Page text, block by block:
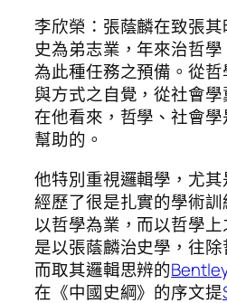
李欣榮：張蔭麟在致張其
史為弟志業，年來治哲
為此種任務之預備。從
與方式之自覺，從社會學
在他看來，哲學、社會
幫助的。
他特別重視邏輯學，尤其
經歷了很是扎實的學術訓
以哲學為業，而以哲學上
是以張蔭麟治史學，往除
而取其邏輯思辨的
在《中國史綱》的序文提